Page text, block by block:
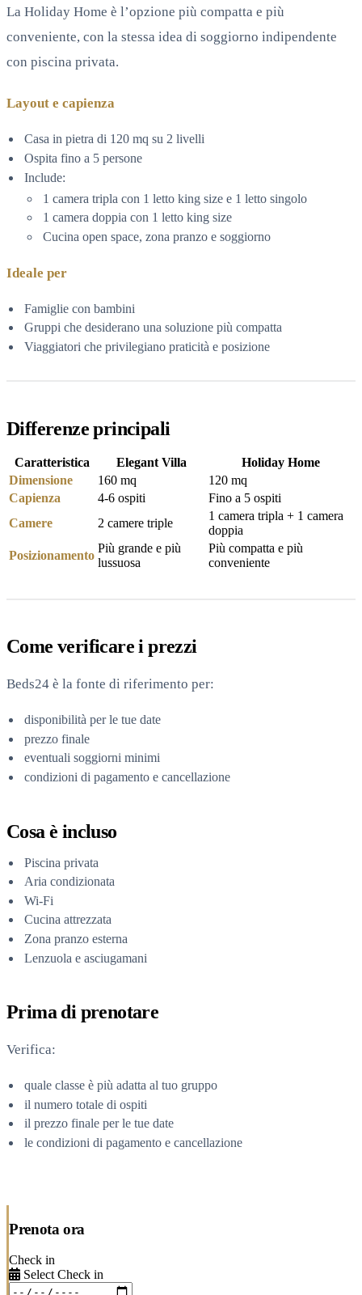
La Holiday Home è l’opzione più compatta e più
conveniente, con la stessa idea di soggiorno indipendente
con piscina privata.
Layout e capienza
Casa in pietra di 120 mq su 2 livelli
Ospita fino a 5 persone
Include:
1 camera tripla con 1 letto king size e 1 letto singolo
1 camera doppia con 1 letto king size
Cucina open space, zona pranzo e soggiorno
Ideale per
Famiglie con bambini
Gruppi che desiderano una soluzione più compatta
Viaggiatori che privilegiano praticità e posizione
Differenze principali
Caratteristica Elegant Villa
Holiday Home
Dimensione
160 mq
120 mq
Capienza
4-6 ospiti
Fino a 5 ospiti
Camere
2 camere triple
1 camera tripla + 1 camera
doppia
Posizionamento
Più grande e più
lussuosa
Più compatta e più
conveniente
Come verificare i prezzi
Beds24 è la fonte di riferimento per:
disponibilità per le tue date
prezzo finale
eventuali soggiorni minimi
condizioni di pagamento e cancellazione
Cosa è incluso
Piscina privata
Aria condizionata
Wi-Fi
Cucina attrezzata
Zona pranzo esterna
Lenzuola e asciugamani
Prima di prenotare
Verifica:
quale classe è più adatta al tuo gruppo
il numero totale di ospiti
il prezzo finale per le tue date
le condizioni di pagamento e cancellazione
Prenota ora
Check in
Select Check in